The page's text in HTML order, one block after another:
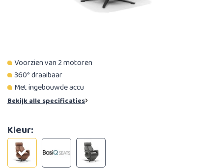
Voorzien van 2 motoren
360° draaibaar
Met ingebouwde accu
Bekijk alle specificaties
Kleur: